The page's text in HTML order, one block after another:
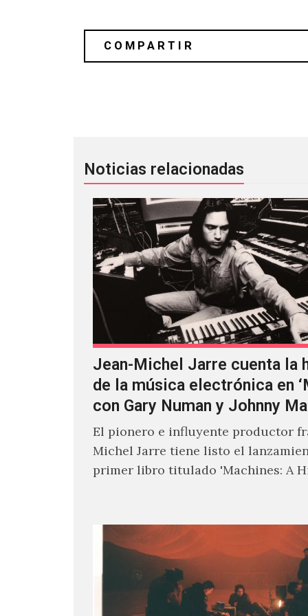
Noticias relacionadas
Jean-Michel Jarre cuenta la
de la música electrónica en
con Gary Numan y Johnny
El pionero e influyente productor
Michel Jarre tiene listo el
primer libro titulado 'Machines: A